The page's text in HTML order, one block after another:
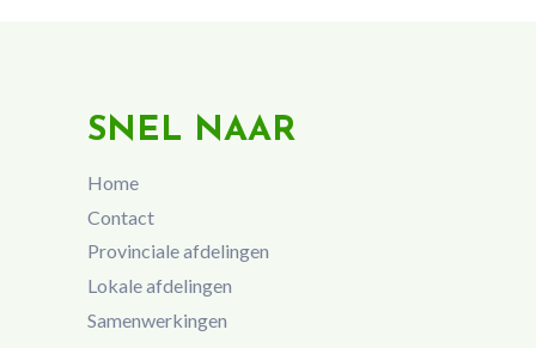
SNEL NAAR
Home
Contact
Provinciale afdelingen
Lokale afdelingen
Samenwerkingen